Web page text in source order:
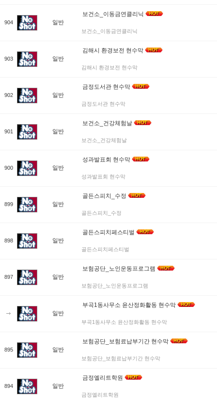
904 일반
보건소_이동금연클리닉
보건소_이동금연클리닉
903 일반
김해시 환경보전 현수막
김해시 환경보전 현수막
902 일반
금정도서관 현수막
금정도서관 현수막
901 일반
보건소_건강체험날
보건소_건강체험날
900 일반
성과발표회 현수막
성과발표회 현수막
899 일반
골든스피치_수정
골든스피치_수정
898 일반
골든스피치페스티벌
골든스피치페스티벌
897 일반
보험공단_노인운동프로그램
보험공단_노인운동프로그램
일반
부곡1동사무소 윤산정화활동 현수막
부곡1동사무소 윤산정화활동 현수막
895 일반
보험공단_보험료납부기간 현수막
보험공단_보험료납부기간 현수막
894 일반
금정엘리트학원
금정엘리트학원